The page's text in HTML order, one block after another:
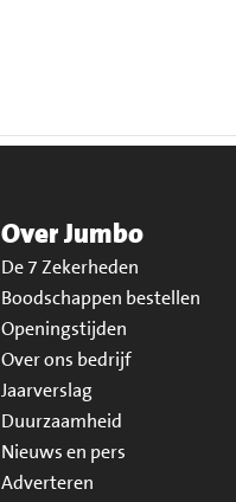
Over Jumbo
De 7 Zekerheden
Boodschappen bestellen
Openingstijden
Over ons bedrijf
Jaarverslag
Duurzaamheid
Nieuws en pers
Adverteren